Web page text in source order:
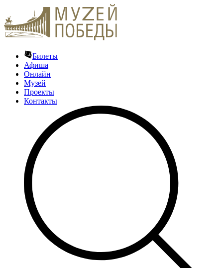
Билеты
Афиша
Онлайн
Музей
Проекты
Контакты